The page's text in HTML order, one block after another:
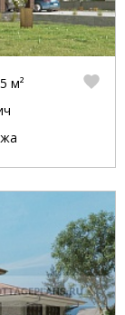
м²